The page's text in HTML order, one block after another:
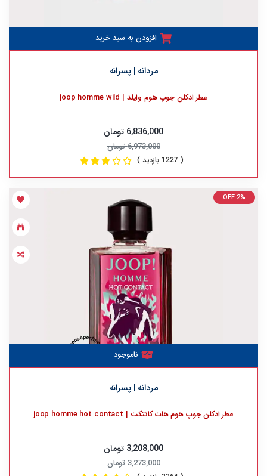
افزودن به سبد خرید
مردانه | پسرانه
عطر ادکلن جوپ هوم وایلد | joop homme wild
6,836,000 تومان
6,973,000 تومان
( 1227 بازدید )
OFF 2%
ناموجود
مردانه | پسرانه
عطر ادکلن جوپ هوم هات کانتکت | joop homme hot contact
3,208,000 تومان
3,273,000 تومان